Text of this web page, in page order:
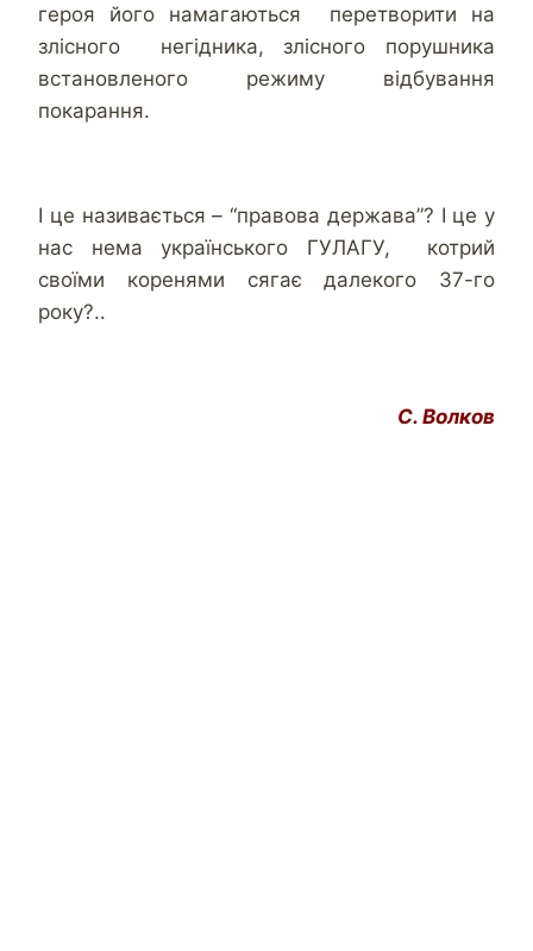
героя його намагаються перетворити на
злісного негідника, злісного порушника
встановленого режиму відбування
покарання.
І це називається – “правова держава”? І це у
нас нема українського ГУЛАГУ, котрий
своїми коренями сягає далекого 37-го
року?..
С. Волков